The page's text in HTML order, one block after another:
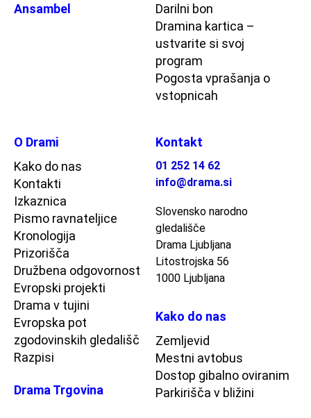
Ansambel
Darilni bon
Dramina kartica –
ustvarite si svoj
program
Pogosta vprašanja o
vstopnicah
O Drami
Kako do nas
Kontakti
Izkaznica
Pismo ravnateljice
Kronologija
Prizorišča
Družbena odgovornost
Evropski projekti
Drama v tujini
Evropska pot
zgodovinskih gledališč
Razpisi
Drama Trgovina
Kontakt
01 252 14 62
info@drama.si
Slovensko narodno
gledališče
Drama Ljubljana
Litostrojska 56
1000 Ljubljana
Kako do nas
Zemljevid
Mestni avtobus
Dostop gibalno oviranim
Parkirišča v bližini